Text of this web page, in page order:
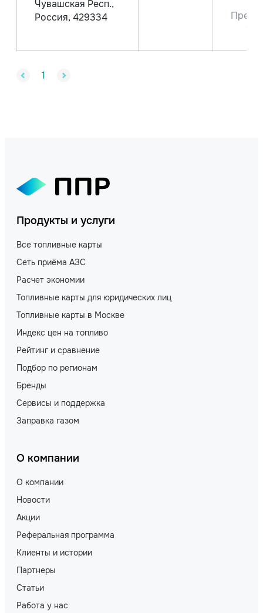
Чувашская Респ.,
Россия, 429334
1
Продукты и услуги
Все топливные карты
Сеть приёма АЗС
Расчет экономии
Топливные карты для юридических лиц
Топливные карты в Москве
Индекс цен на топливо
Рейтинг и сравнение
Подбор по регионам
Бренды
Сервисы и поддержка
Заправка газом
О компании
О компании
Новости
Акции
Реферальная программа
Клиенты и истории
Партнеры
Статьи
Работа у нас